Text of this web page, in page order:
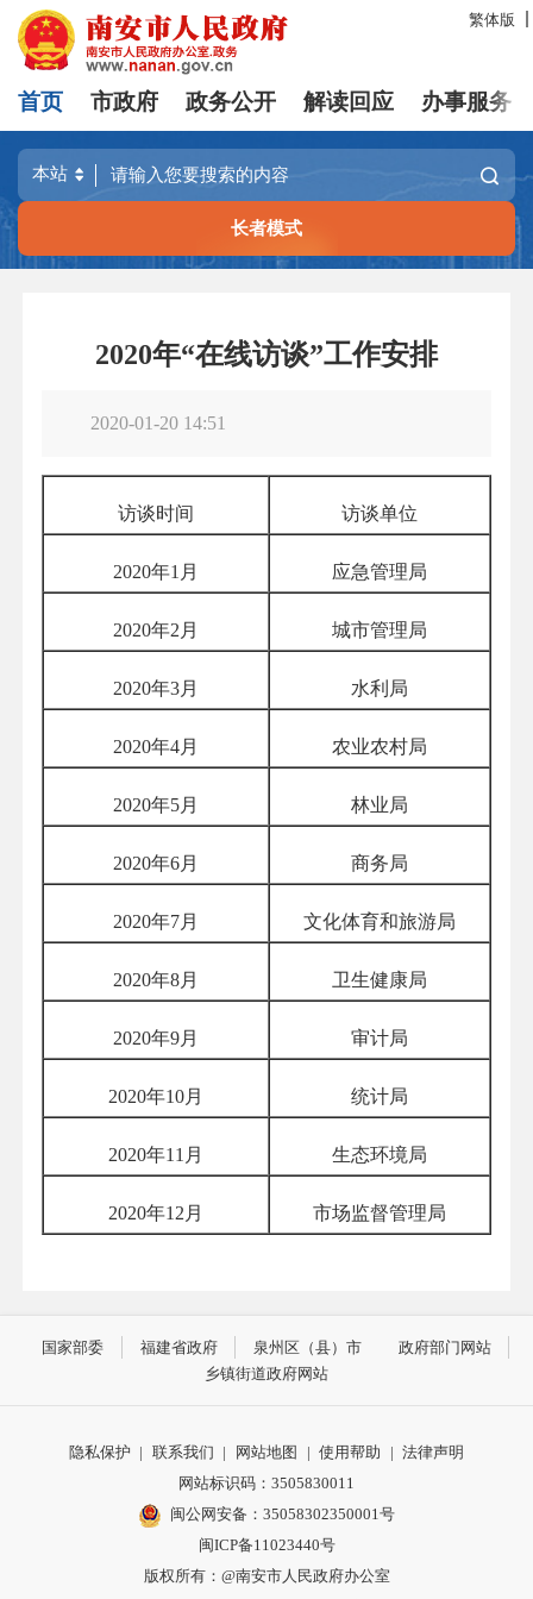
繁体版
首页 市政府 政务公开 解读回应 办事服务
长者模式
2020年“在线访谈”工作安排
2020-01-20 14:51
访谈时间 访谈单位
2020年1月 应急管理局
2020年2月 城市管理局
2020年3月 水利局
2020年4月 农业农村局
2020年5月 林业局
2020年6月 商务局
2020年7月 文化体育和旅游局
2020年8月 卫生健康局
2020年9月 审计局
2020年10月 统计局
2020年11月 生态环境局
2020年12月 市场监督管理局
国家部委 福建省政府 泉州区（县）市
政府部门网站
乡镇街道政府网站
隐私保护 | 联系我们 | 网站地图 | 使用帮助 | 法律声明
网站标识码：3505830011
闽公网安备：35058302350001号
闽ICP备11023440号
版权所有：@南安市人民政府办公室